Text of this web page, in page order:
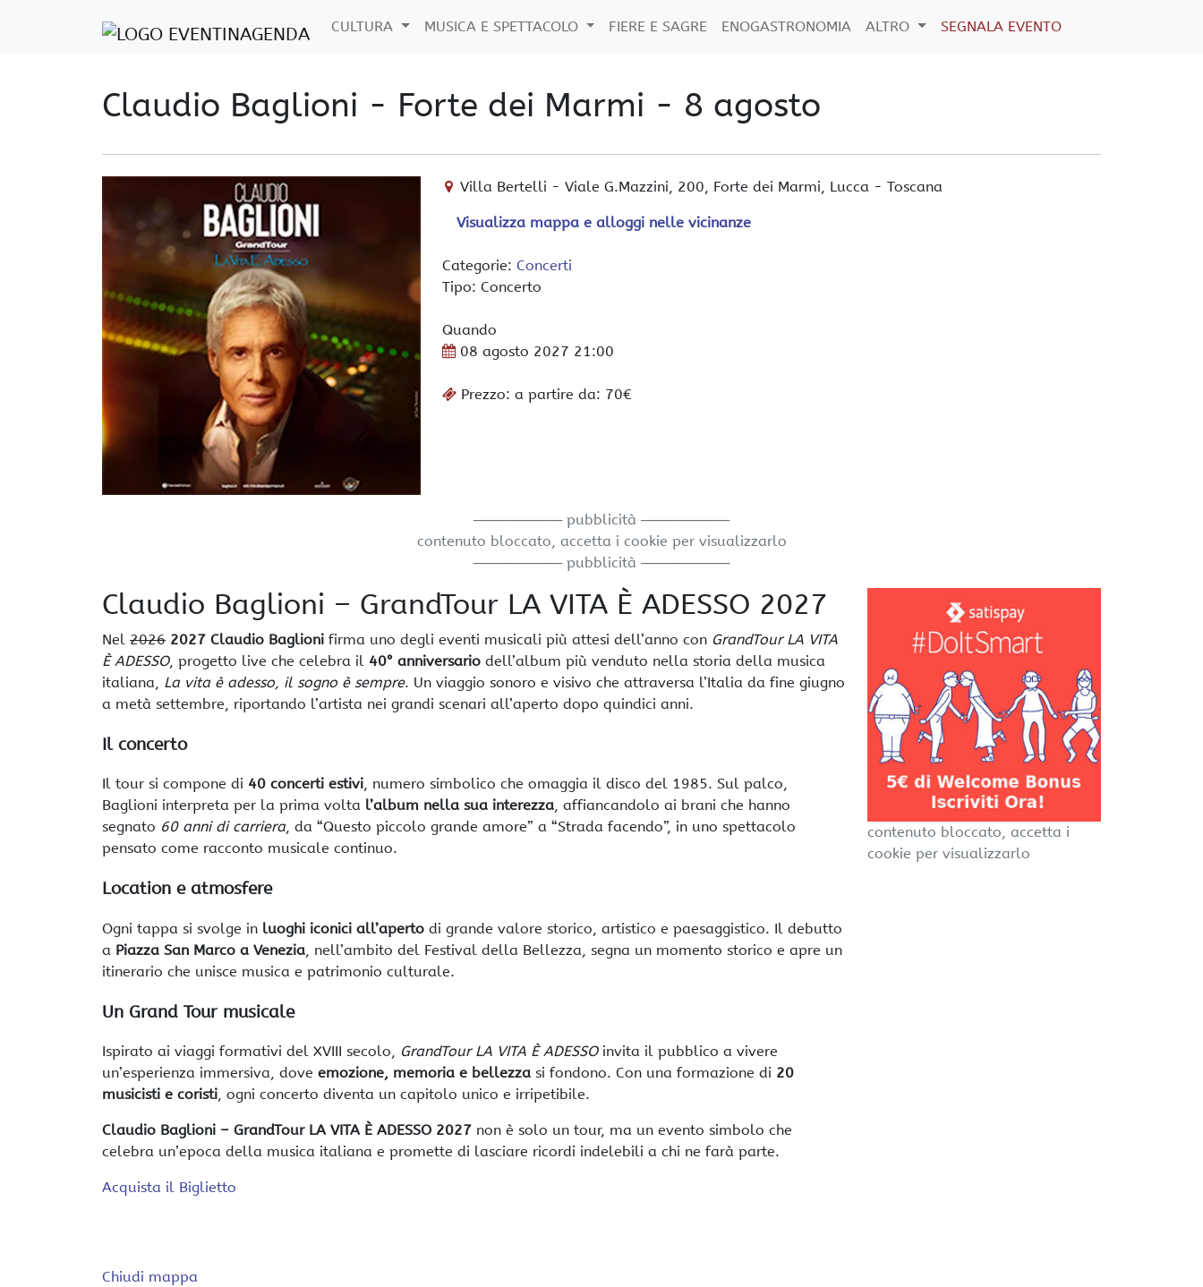
CULTURA MUSICA E SPETTACOLO FIERE E SAGRE ENOGASTRONOMIA ALTRO SEGNALA EVENTO
Claudio Baglioni - Forte dei Marmi - 8 agosto
Villa Bertelli -Viale G.Mazzini, 200, Forte dei Marmi, Lucca -Toscana
Visualizza mappa e alloggi nelle vicinanze
Categorie: Concerti
Tipo: Concerto
Quando
08 agosto 2027 21:00
Prezzo: a partire da: 70€
───────── pubblicità ─────────
contenuto bloccato, accetta i cookie per visualizzarlo
───────── pubblicità ─────────
Claudio Baglioni – GrandTour LA VITA È ADESSO 2027
Nel 2026 2027 Claudio Baglioni firma uno degli eventi musicali più attesi dell’anno con GrandTour LA VITA
È ADESSO, progetto live che celebra il 40° anniversario dell’album più venduto nella storia della musica
italiana, La vita è adesso, il sogno è sempre. Un viaggio sonoro e visivo che attraversa l’Italia da fine giugno
a metà settembre, riportando l’artista nei grandi scenari all’aperto dopo quindici anni.
Il concerto
Il tour si compone di 40 concerti estivi, numero simbolico che omaggia il disco del 1985. Sul palco,
Baglioni interpreta per la prima volta l’album nella sua interezza, affiancandolo ai brani che hanno
segnato 60 anni di carriera, da “Questo piccolo grande amore” a “Strada facendo”, in uno spettacolo
pensato come racconto musicale continuo.
Location e atmosfere
Ogni tappa si svolge in luoghi iconici all’aperto di grande valore storico, artistico e paesaggistico. Il debutto
a Piazza San Marco a Venezia, nell’ambito del Festival della Bellezza, segna un momento storico e apre un
itinerario che unisce musica e patrimonio culturale.
Un Grand Tour musicale
Ispirato ai viaggi formativi del XVIII secolo, GrandTour LA VITA È ADESSOinvita il pubblico a vivere
un’esperienza immersiva, dove emozione, memoria e bellezza si fondono. Con una formazione di 20
musicisti e coristi, ogni concerto diventa un capitolo unico e irripetibile.
Claudio Baglioni – GrandTour LA VITA È ADESSO 2027 non è solo un tour, ma un evento simbolo che
celebra un’epoca della musica italiana e promette di lasciare ricordi indelebili a chi ne farà parte.
Acquista il Biglietto
contenuto bloccato, accetta i
cookie per visualizzarlo
Chiudi mappa